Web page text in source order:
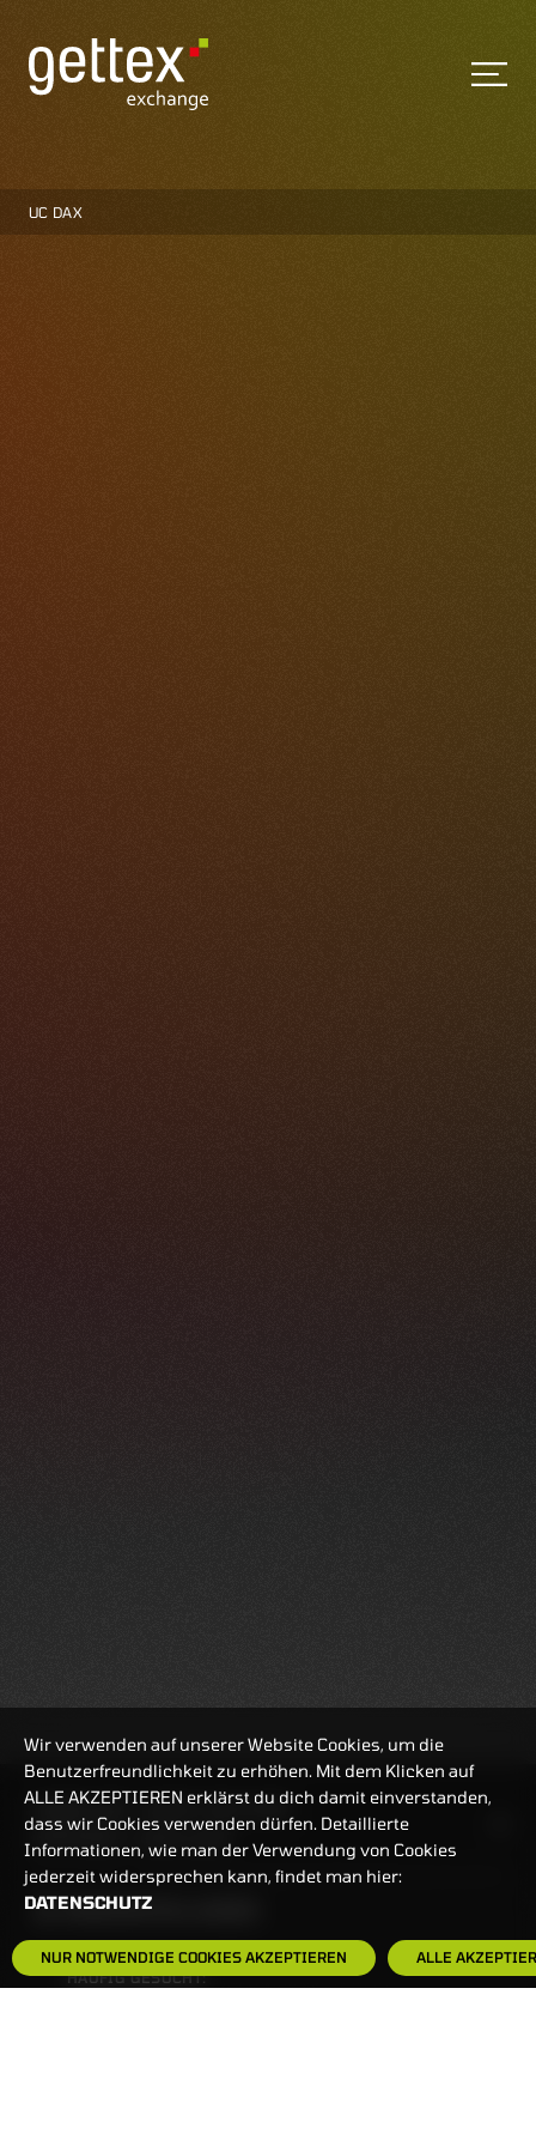
UC DAX
BANKEINSTELLUNGEN
HÄUFIG GESUCHT:
HANDELSZEIT
MO-FR: 7:30-23 UHR
ZERTIFIKATE
Wir verwenden auf unserer Website Cookies, um die
Benutzerfreundlichkeit zu erhöhen. Mit dem Klicken auf
ALLE AKZEPTIEREN erklärst du dich damit einverstanden,
dass wir Cookies verwenden dürfen. Detaillierte
Informationen, wie man der Verwendung von Cookies
jederzeit widersprechen kann, findet man hier:
DATENSCHUTZ
NUR NOTWENDIGE COOKIES AKZEPTIEREN ALLE